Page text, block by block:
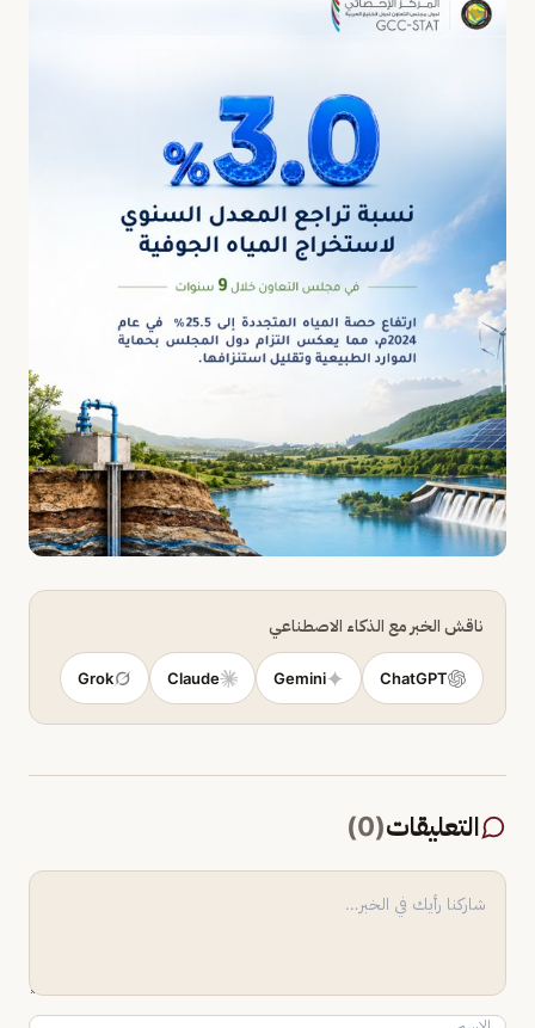
ناقش الخبر مع الذكاء الاصطناعي
ChatGPT
Gemini
Claude
Grok
التعليقات(
0
)